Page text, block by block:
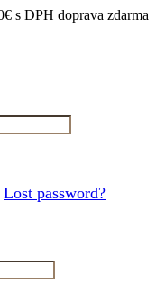
s DPH doprava zdarma
Lost password?